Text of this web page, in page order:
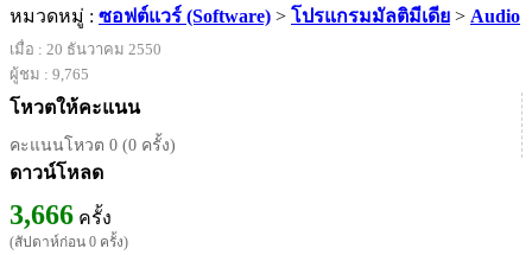
หมวดหมู่ : ซอฟต์แวร์ (Software) > โปรแกรมมัลติมีเดีย > Audio
เมื่อ : 20 ธันวาคม 2550
ผู้ชม : 9,765
โหวตให้คะแนน
คะแนนโหวต 0 (0 ครั้ง)
ดาวน์โหลด
3,666 ครั้ง
(สัปดาห์ก่อน 0 ครั้ง)